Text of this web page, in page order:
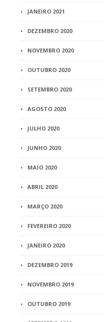
BLOG
Particulares podem
localizado em área
JANEIRO 2021
DEZEMBRO 2020
NOVEMBRO 2020
OUTUBRO 2020
SETEMBRO 2020
AGOSTO 2020
JULHO 2020
JUNHO 2020
MAIO 2020
ABRIL 2020
MARÇO 2020
FEVEREIRO 2020
JANEIRO 2020
DEZEMBRO 2019
NOVEMBRO 2019
OUTUBRO 2019